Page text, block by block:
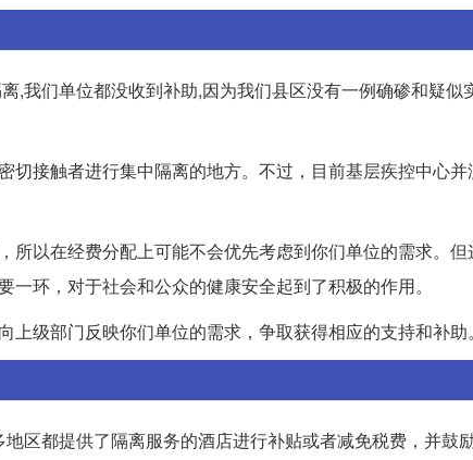
,我们单位都没收到补助,因为我们县区没有一例确碜和疑似
接触者进行集中隔离的地方。不过，目前基层疾控中心
所以在经费分配上可能不会优先考虑到你们单位的需求。
环，对于社会和公众的健康安全起到了积极的作用。
级部门反映你们单位的需求，争取获得相应的支持和补助。
区都提供了隔离服务的酒店进行补贴或者减免税费，并鼓